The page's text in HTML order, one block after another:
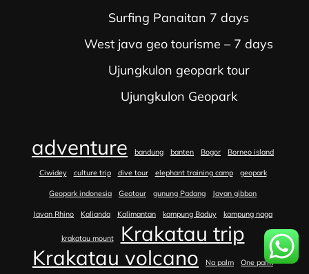
Surfing Panaitan 7 days
West java geo tourisme – 7 days
Ujungkulon geopark tour
Ujungkulon Geopark
adventure bandung banten Bogor Borneo island
Ciwidey culture trip dive tour elephant training camp geopark
Geopark indonesia Geotour gunung Padang Javan gibbon
Javan Rhino Kalianda Kalimantan kampung Baduy kampung naga
krakatau mount
Krakatau trip
Krakatau volcano
Na palm One palm